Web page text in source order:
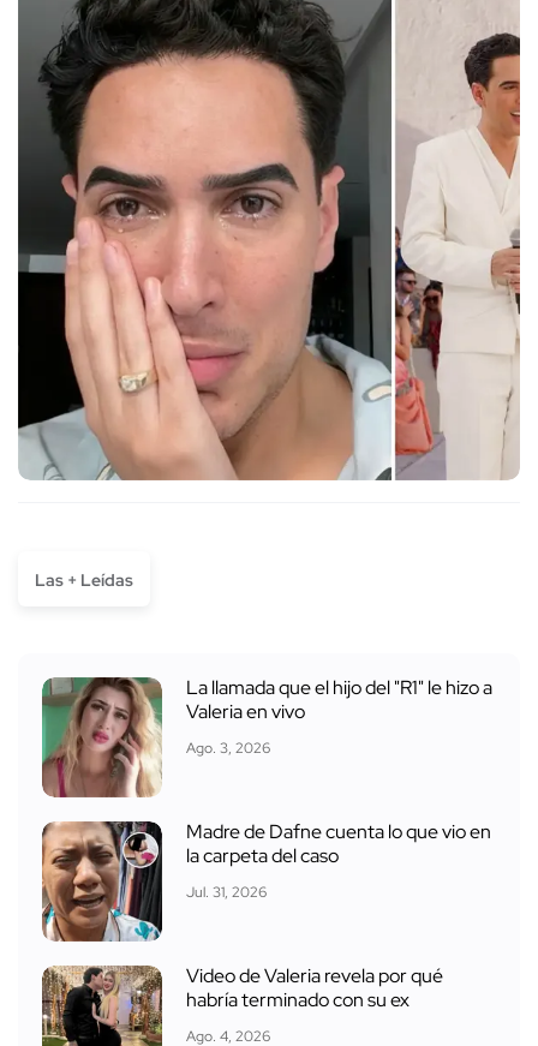
Las + Leídas
La llamada que el hijo del "R1" le hizo a
Valeria en vivo
Ago. 3, 2026
Madre de Dafne cuenta lo que vio en
la carpeta del caso
Jul. 31, 2026
Video de Valeria revela por qué
habría terminado con su ex
Ago. 4, 2026